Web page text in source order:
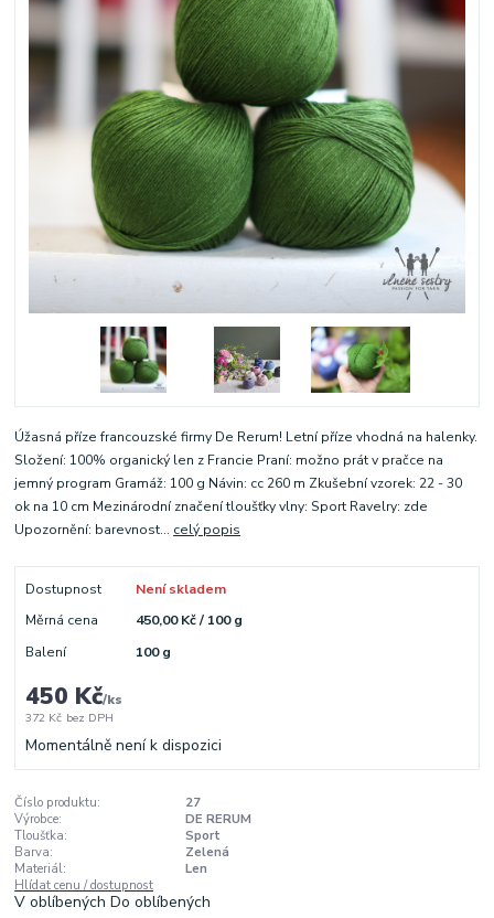
Úžasná příze francouzské firmy De Rerum! Letní příze vhodná na halenky.
Složení: 100% organický len z Francie Praní: možno prát v pračce na
jemný program Gramáž: 100 g Návin: cc 260 m Zkušební vzorek: 22 - 30
ok na 10 cm Mezinárodní značení tloušťky vlny: Sport Ravelry: zde
Upozornění: barevnost... celý popis
Dostupnost
Není skladem
Měrná cena
450,00 Kč / 100 g
Balení
100 g
450 Kč/ks
372 Kč bez DPH
Momentálně není k dispozici
Číslo produktu:
27
Výrobce:
DE RERUM
Tloušťka:
Sport
Barva:
Zelená
Materiál:
Len
Hlídat cenu / dostupnost
V oblíbenýchDo oblíbených